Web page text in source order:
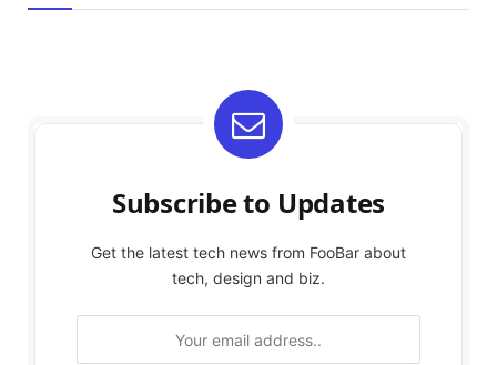
Subscribe to Updates
Get the latest tech news from FooBar about
tech, design and biz.